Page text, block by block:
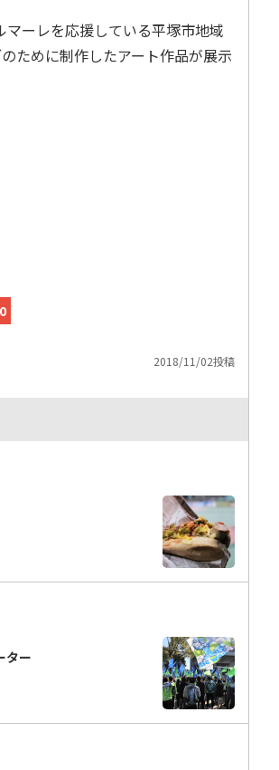
ーレを応援している平塚市地域
ために制作したアート作品が展示
0
2018/11/02投稿
ター